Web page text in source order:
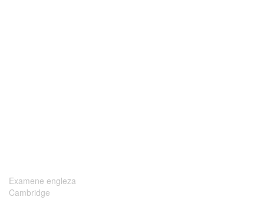
Examene engleza
Cambridge